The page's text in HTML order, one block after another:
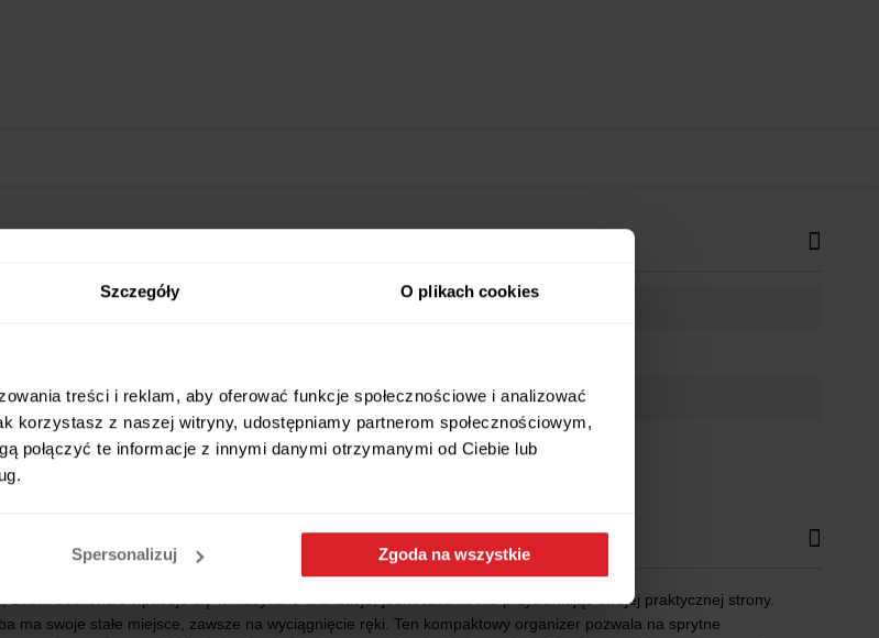
Szczegóły O plikach cookies
treści i reklam, aby oferować funkcje społecznościowe i analizować
korzystasz z naszej witryny, udostępniamy partnerom społecznościowym,
połączyć te informacje z innymi danymi otrzymanymi od Ciebie lub
Spersonalizuj Zgoda na wszystkie
Wszystkie wymiary i cechy produktu
doskonale wpasuje się w klasyczne aranżacje, jednocześnie nie przysłaniając swojej praktycznej strony.
swoje stałe miejsce, zawsze na wyciągnięcie ręki. Ten kompaktowy organizer pozwala na sprytne